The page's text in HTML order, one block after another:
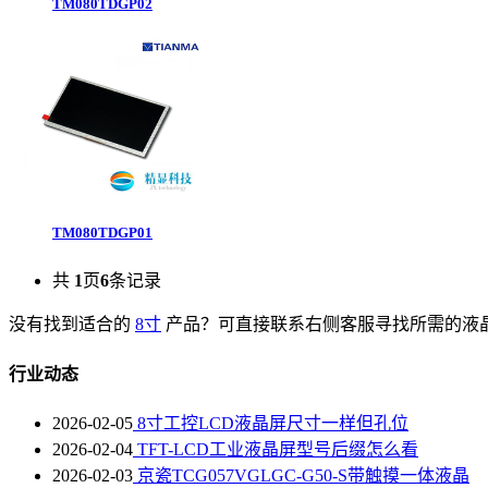
TM080TDGP02
TM080TDGP01
共 1页6条记录
没有找到适合的 8寸 产品？可直接联系右侧客服寻找所需的液
行业动态
2026-02-05 8寸工控LCD液晶屏尺寸一样但孔位
2026-02-04 TFT-LCD工业液晶屏型号后缀怎么看
2026-02-03 京瓷TCG057VGLGC-G50-S带触摸一体液晶